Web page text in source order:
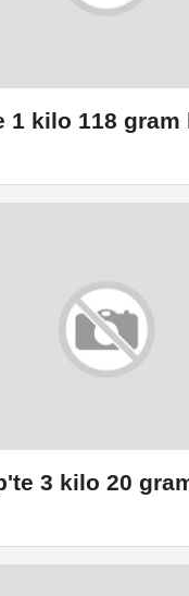
1 kilo 118 gram
3 kilo 20